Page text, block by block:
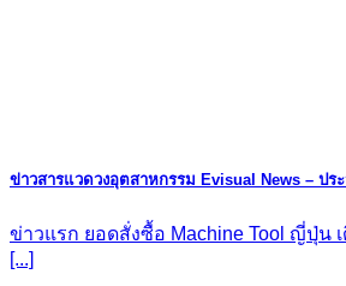
ข่าวสารแวดวงอุตสาหกรรม Evisual News – ปร
ข่าวแรก ยอดสั่งซื้อ Machine Tool ญี่ปุ่น
[...]